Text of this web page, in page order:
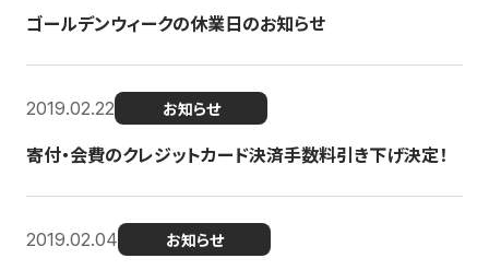
ゴールデンウィークの休業日のお知らせ
2019.02.22 お知らせ
寄付・会費のクレジットカード決済手数料引き下げ決定！
2019.02.04 お知らせ